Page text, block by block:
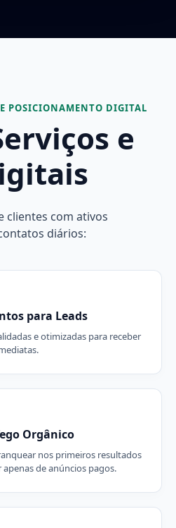
POSICIONAMENTO DIGITAL
e
clientes com ativos
diários:
para Leads
e otimizadas para receber
Orgânico
nos primeiros resultados
de anúncios pagos.